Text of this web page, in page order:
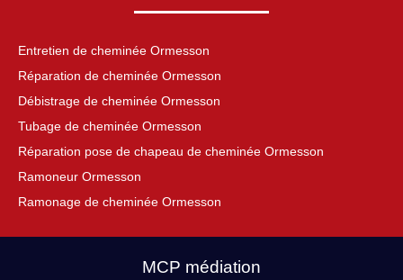
Entretien de cheminée Ormesson
Réparation de cheminée Ormesson
Débistrage de cheminée Ormesson
Tubage de cheminée Ormesson
Réparation pose de chapeau de cheminée Ormesson
Ramoneur Ormesson
Ramonage de cheminée Ormesson
MCP médiation